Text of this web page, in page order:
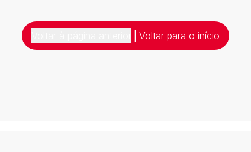
Voltar para o início